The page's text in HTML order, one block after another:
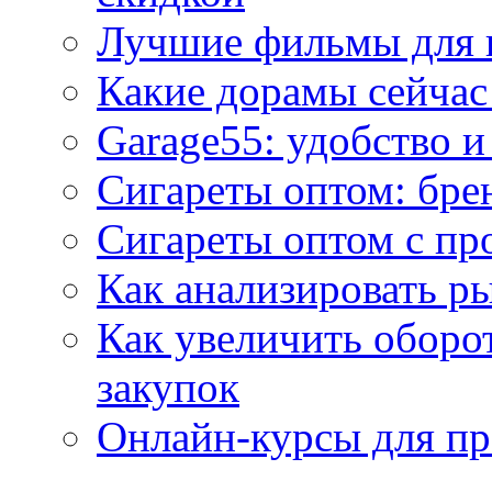
Лучшие фильмы для
Какие дорамы
Garage55: удобство
Сигареты оптом:
Сигареты оптом с
Как анализировать
Как увеличить
закупок
Онлайн-курсы для